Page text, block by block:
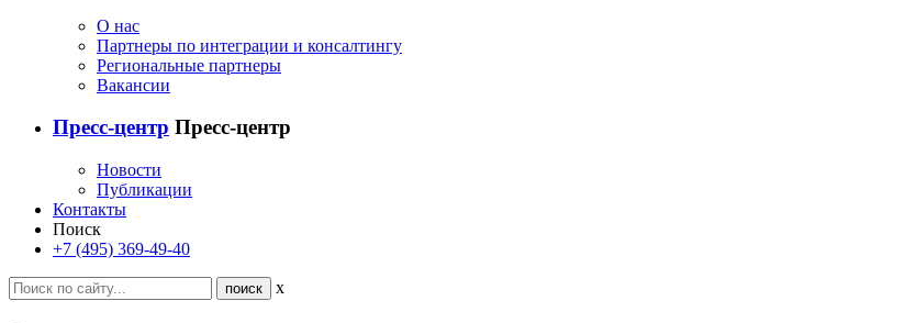
О нас
Партнеры по интеграции и консалтингу
Региональные партнеры
Вакансии
Пресс-центр Пресс-центр
Новости
Публикации
Контакты
Поиск
+7 (495) 369-49-40
x